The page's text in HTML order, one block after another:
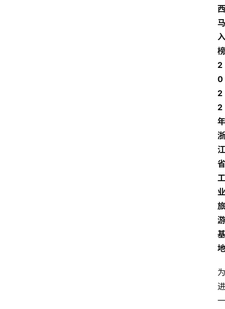
西
马
入
榜
2
0
2
2
年
浙
江
省
工
业
旅
游
基
地
为
进
一